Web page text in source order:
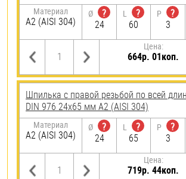
Материал
А2 (AISI 304)
Ø
?
24
L
?
60
P
?
3
Цена:
664р. 01коп.
Шпилька с правой резьбой по всей
DIN 976 24х65 мм А2 (AISI 304)
Материал
А2 (AISI 304)
Ø
?
24
L
?
65
P
?
3
Цена:
719р. 44коп.